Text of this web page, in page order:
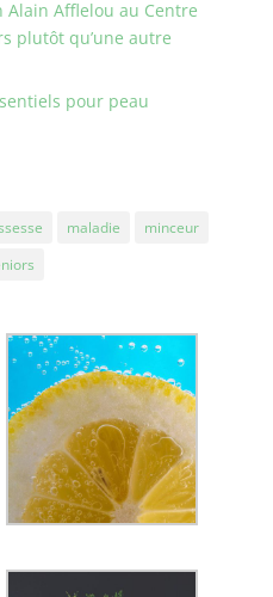
Alain Afflelou au Centre
plutôt qu’une autre
pour peau
maladie
minceur